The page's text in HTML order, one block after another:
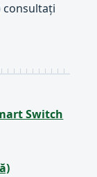
consultați
Switch